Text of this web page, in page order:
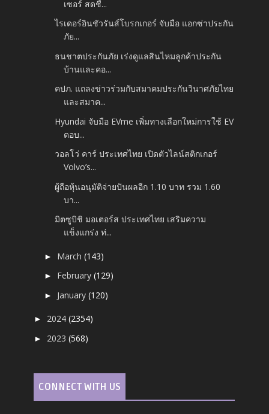
เซอร์ สดชื...
ไรเดอร์อินชัวรันส์โบรกเกอร์ จับมือ แอกซ่าประกัน
ภัย...
ธนชาตประกันภัย เร่งดูแลสินไหมลูกค้าประกัน
บ้านและคอ...
คปภ. แถลงข่าวร่วมกับสมาคมประกันวินาศภัยไทย
และสมาค...
Hyundai จับมือ EVme เพิ่มทางเลือกใหม่การใช้ EV
ตอบ...
วอลโว่ คาร์ ประเทศไทย เปิดตัวไลน์สติกเกอร์
Volvo’s...
ผู้ถือหุ้นอนุมัติจ่ายปันผลอีก 1.10 บาท รวม 1.60
บา...
มิตซูบิชิ มอเตอร์ส ประเทศไทย เสริมความ
แข็งแกร่ง ท่...
► March(143)
► February(129)
► January(120)
► 2024(2354)
► 2023(568)
CONNECT WITH US